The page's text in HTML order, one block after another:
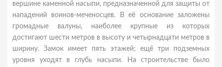
вершине каменной насыпи, предназначенной для защиты от
нападений воинов-меченосцев. В её основание заложены
громадные валуны, наиболее крупные из которых
достигают шести метров в высоту и четырнадцати метров в
ширину. Замок имеет пять этажей; ещё три подземных
уровня уходят в глубь насыпи. На строительстве было